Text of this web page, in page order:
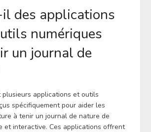
des applications
numériques
un journal de
applications et outils
spécifiquement pour aider les
à tenir un journal de nature de
et interactive. Ces applications offrent